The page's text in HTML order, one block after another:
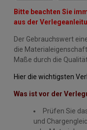
Bitte beachten Sie
aus der
Der Gebrauchswert
die
Maße durch die
Hier die wichtigsten
Was ist vor der
Prüfen Sie
und